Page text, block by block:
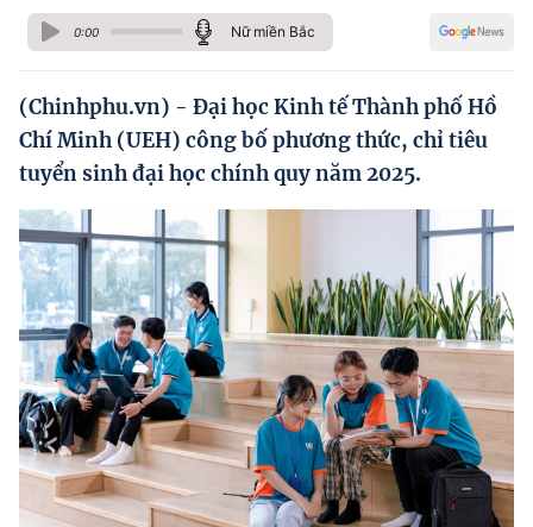
Chính sách và cuộc sống
Phát triển kinh tế tư nhân và doanh nghiệp dân tộc
Ocop và chuỗi giá trị Nông sản
Kinh tế tư nhân
Doanh nghiệp dân tộc
Khác
Video
Photo
0:00 Nữ miền Bắc
(Chinhphu.vn) - Đại học Kinh tế Thành phố Hồ
Chí Minh (UEH) công bố phương thức, chỉ tiêu
tuyển sinh đại học chính quy năm 2025.